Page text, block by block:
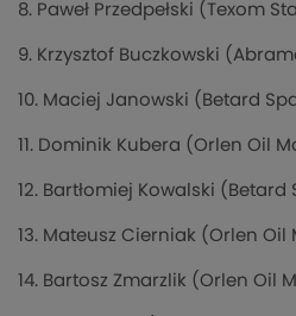
8. Paweł Przedpełski (Texom
9. Krzysztof Buczkowski
10. Maciej Janowski (Betard
11. Dominik Kubera (Orlen Oil
12. Bartłomiej Kowalski (Betard
13. Mateusz Cierniak (Orlen Oil
14. Bartosz Zmarzlik (Orlen Oil